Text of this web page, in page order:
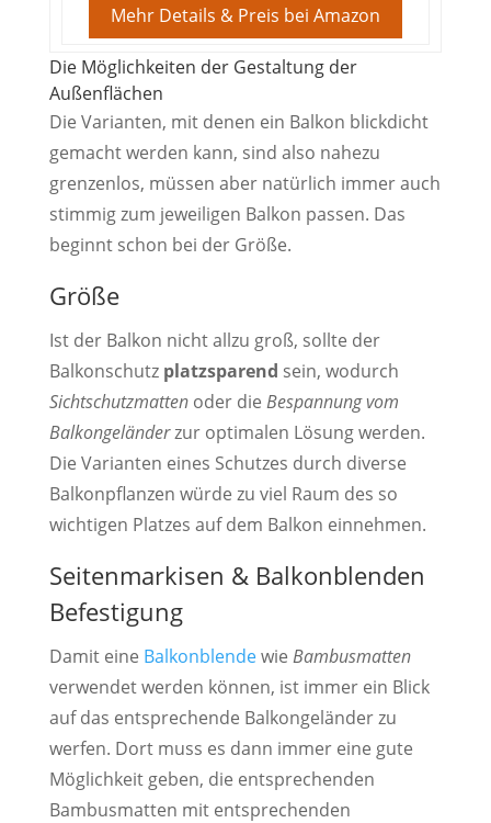
Mehr Details & Preis bei Amazon
Die Möglichkeiten der Gestaltung der
Außenflächen
Die Varianten, mit denen ein Balkon blickdicht
gemacht werden kann, sind also nahezu
grenzenlos, müssen aber natürlich immer auch
stimmig zum jeweiligen Balkon passen. Das
beginnt schon bei der Größe.
Größe
Ist der Balkon nicht allzu groß, sollte der
Balkonschutz platzsparend sein, wodurch
Sichtschutzmatten oder die Bespannung vom
Balkongeländerzur optimalen Lösung werden.
Die Varianten eines Schutzes durch diverse
Balkonpflanzen würde zu viel Raum des so
wichtigen Platzes auf dem Balkon einnehmen.
Seitenmarkisen & Balkonblenden
Befestigung
Damit eine Balkonblendewie Bambusmatten
verwendet werden können, ist immer ein Blick
auf das entsprechende Balkongeländer zu
werfen. Dort muss es dann immer eine gute
Möglichkeit geben, die entsprechenden
Bambusmatten mit entsprechenden